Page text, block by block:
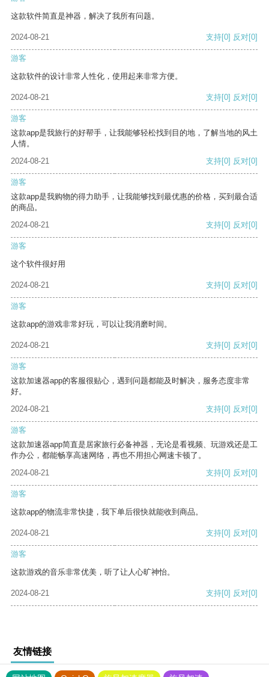
这款软件简直是神器，解决了我所有问题。
2024-08-21 支持[0] 反对[0]
游客
这款软件的设计非常人性化，使用起来非常方便。
2024-08-21 支持[0] 反对[0]
游客
这款app是我旅行的好帮手，让我能够轻松找到目的地，了解当地的风土
人情。
2024-08-21
支持[0] 反对[0]
游客
这款app是我购物的得力助手，让我能够找到最优惠的价格，买到最合适
的商品。
2024-08-21
支持[0] 反对[0]
游客
这个软件很好用
2024-08-21 支持[0] 反对[0]
游客
这款app的游戏非常好玩，可以让我消磨时间。
2024-08-21 支持[0] 反对[0]
游客
这款加速器app的客服很贴心，遇到问题都能及时解决，服务态度非常
好。
2024-08-21
支持[0] 反对[0]
游客
这款加速器app简直是居家旅行必备神器，无论是看视频、玩游戏还是工
作办公，都能畅享高速网络，再也不用担心网速卡顿了。
2024-08-21
支持[0] 反对[0]
游客
这款app的物流非常快捷，我下单后很快就能收到商品。
2024-08-21 支持[0] 反对[0]
游客
这款游戏的音乐非常优美，听了让人心旷神怡。
2024-08-21 支持[0] 反对[0]
友情链接